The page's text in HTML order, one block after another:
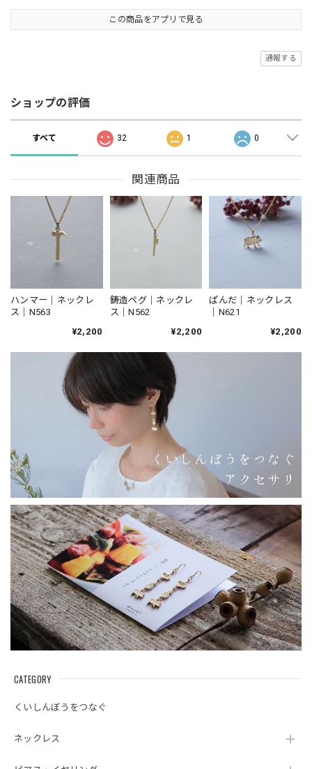
CATEGORY
くいしんぼうをつなぐ
ネックレス
この商品をアプリで見る
通報する
ショップの評価
すべて 32 1 0
関連商品
ハンマー｜ネックレ
ス｜N563
¥2,200
鋳造ペグ｜ネックレ
ス｜N562
¥2,200
ぱんだ｜ネックレス
｜N621
¥2,200